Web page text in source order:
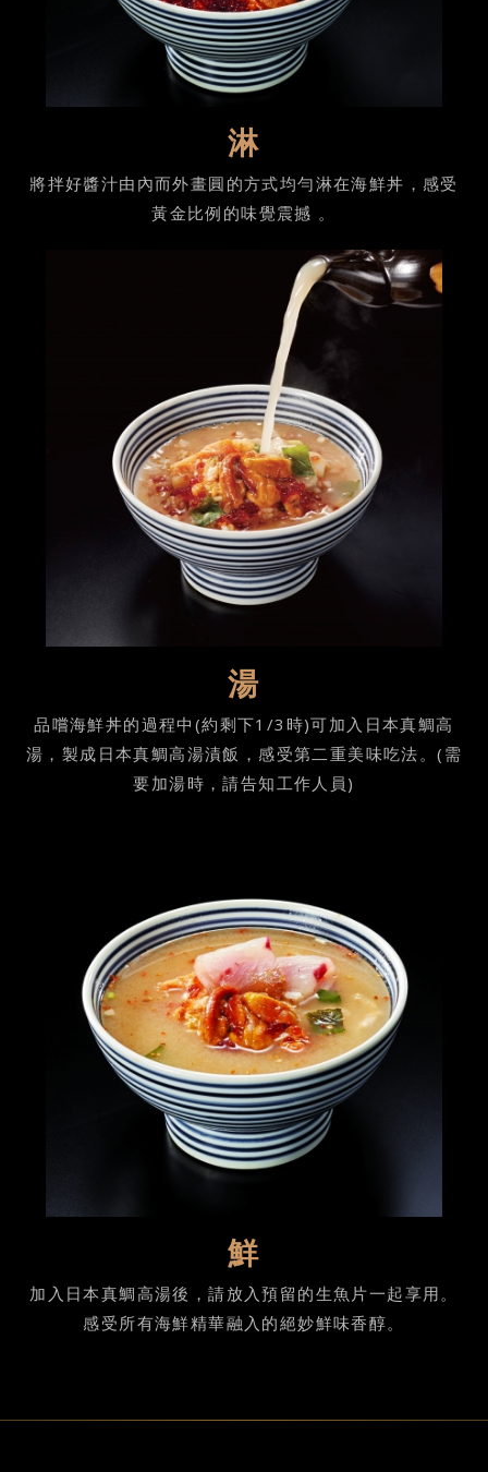
淋
將拌好醬汁由內而外畫圓的方式均勻淋在海鮮丼，感受
黃金比例的味覺震撼 。
湯
品嚐海鮮丼的過程中(約剩下1/3時)可加入日本真鯛高
湯，製成日本真鯛高湯漬飯，感受第二重美味吃法。(需
要加湯時，請告知工作人員)
鮮
加入日本真鯛高湯後，請放入預留的生魚片一起享用。
感受所有海鮮精華融入的絕妙鮮味香醇。